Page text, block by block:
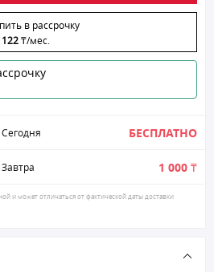
в рассрочку
122₸/мес.
Сегодня БЕСПЛАТНО
Завтра 1 000 ₸
и может отличаться от фактической даты доставки